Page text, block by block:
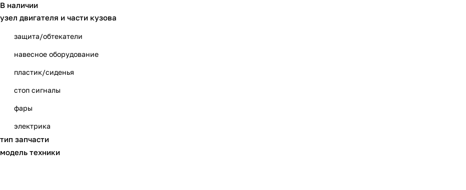
В наличии
узел двигателя и части кузова
защита/обтекатели
навесное оборудование
пластик/сиденья
стоп сигналы
фары
электрика
тип запчасти
модель техники